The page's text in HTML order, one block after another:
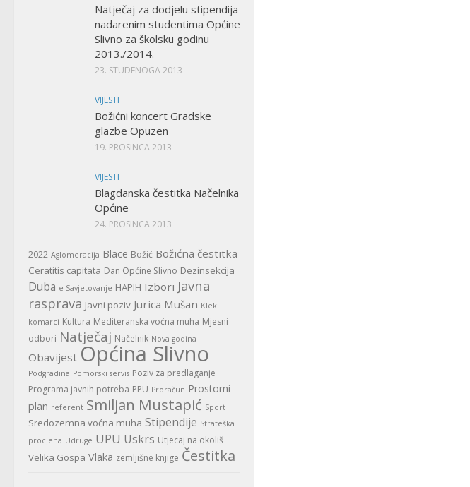
Natječaj za dodjelu stipendija
nadarenim studentima Općine
Slivno za školsku godinu
2013./2014.
23. STUDENOGA 2013
VIJESTI
Božićni koncert Gradske
glazbe Opuzen
19. PROSINCA 2013
VIJESTI
Blagdanska čestitka Načelnika
Općine
24. PROSINCA 2013
2022 Aglomeracija Blace Božić Božićna čestitka
Ceratitis capitata Dan Općine Slivno Dezinsekcija
Duba e-Savjetovanje HAPIH Izbori Javna
rasprava Javni poziv Jurica Mušan Klek
komarci Kultura Mediteranska voćna muha Mjesni
odbori Natječaj Načelnik Nova godina
Obavijest Općina Slivno
Podgradina Pomorski servis Poziv za predlaganje
Programa javnih potreba PPU Proračun Prostorni
plan referent Smiljan Mustapić Sport
Sredozemna voćna muha Stipendije Strateška
procjena Udruge UPU Uskrs Utjecaj na okoliš
Velika Gospa Vlaka zemljišne knjige Čestitka